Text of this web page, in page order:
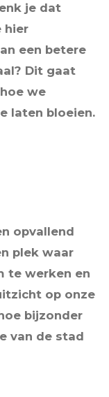
je dat
hier
een betere
Dit gaat
we
laten bloeien.
opvallend
plek waar
te werken en
op onze
bijzonder
van de stad